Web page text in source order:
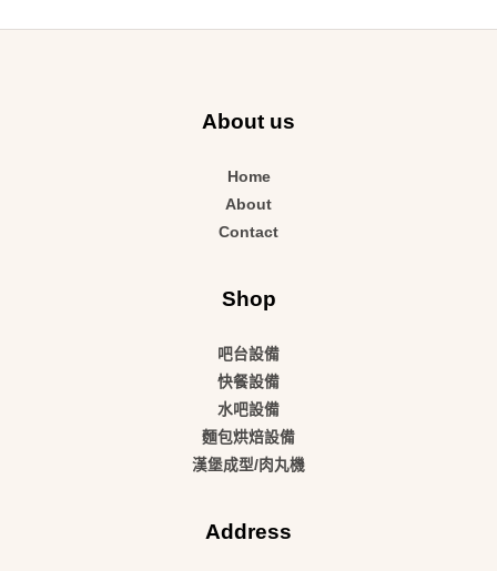
About us
Home
About
Contact
Shop
吧台設備
快餐設備
水吧設備
麵包烘焙設備
漢堡成型/肉丸機
Address